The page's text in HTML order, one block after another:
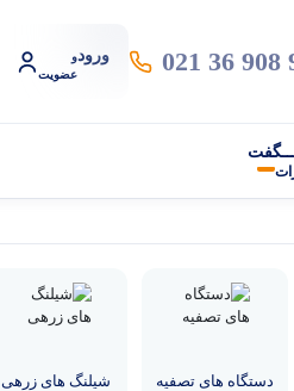
021 36 908 ورودو
عضویت
دستگاه های تصفیه شیلنگ های زرهی